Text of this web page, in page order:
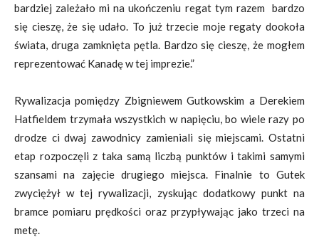
bardziej zależało mi na ukończeniu regat tym razem bardzo
się cieszę, że się udało. To już trzecie moje regaty dookoła
świata, druga zamknięta pętla. Bardzo się cieszę, że mogłem
reprezentować Kanadę w tej imprezie.”
Rywalizacja pomiędzy Zbigniewem Gutkowskim a Derekiem
Hatfieldem trzymała wszystkich w napięciu, bo wiele razy po
drodze ci dwaj zawodnicy zamieniali się miejscami. Ostatni
etap rozpoczęli z taka samą liczbą punktów i takimi samymi
szansami na zajęcie drugiego miejsca. Finalnie to Gutek
zwyciężył w tej rywalizacji, zyskując dodatkowy punkt na
bramce pomiaru prędkości oraz przypływając jako trzeci na
metę.